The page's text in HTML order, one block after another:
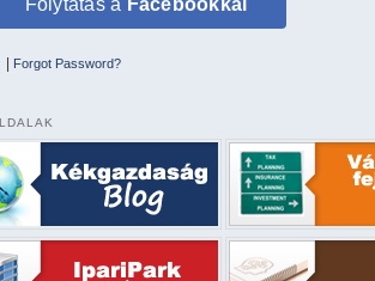
Folytatás a Facebookkal
Forgot Password?